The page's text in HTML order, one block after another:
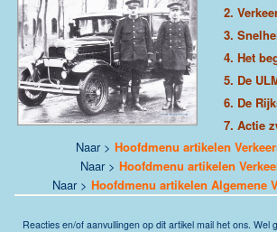
2.
3.
4. Het
5. De
6. De
7. Actie
Naar > Hoofdmenu artikelen
Naar > Hoofdmenu artikelen
Naar > Hoofdmenu artikelen Algemene
Reacties en/of aanvullingen op dit artikel mail het ons. Wel